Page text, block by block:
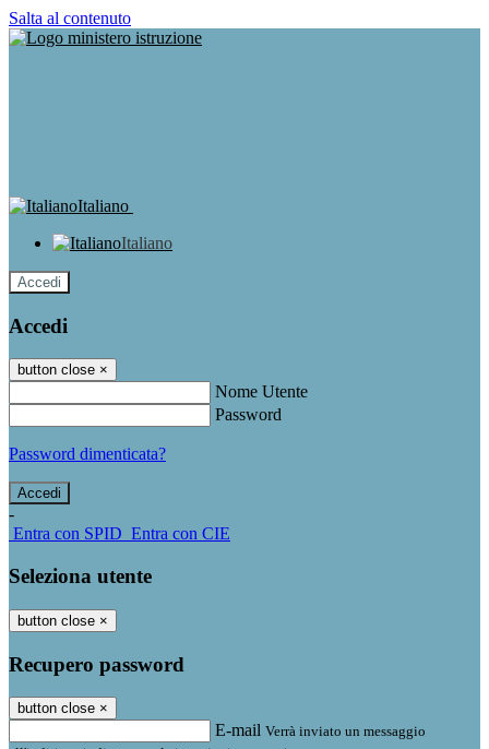
Salta al contenuto
Italiano
Italiano
Accedi
Accedi
button close ×
Nome Utente
Password
Password dimenticata?
-
Entra con SPID Entra con CIE
Seleziona utente
button close ×
Recupero password
button close ×
E-mail Verrà inviato un messaggio